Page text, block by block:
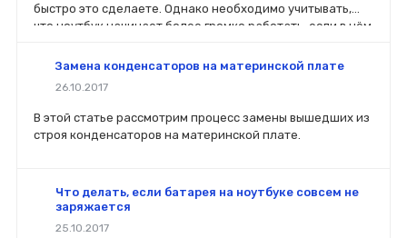
быстро это сделаете. Однако необходимо учитывать,
что ноутбук начинает более громко работать, если в нём
Замена конденсаторов на материнской плате
26.10.2017
В этой статье рассмотрим процесс замены вышедших из
строя конденсаторов на материнской плате.
Что делать, если батарея на ноутбуке совсем не
заряжается
25.10.2017